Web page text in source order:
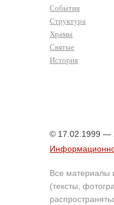
События
Структура
Храмы
Святые
История
© 17.02.1999 —
Все материалы
(тексты,